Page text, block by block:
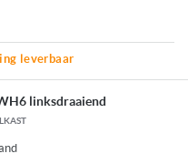
leverbaar
linksdraaiend